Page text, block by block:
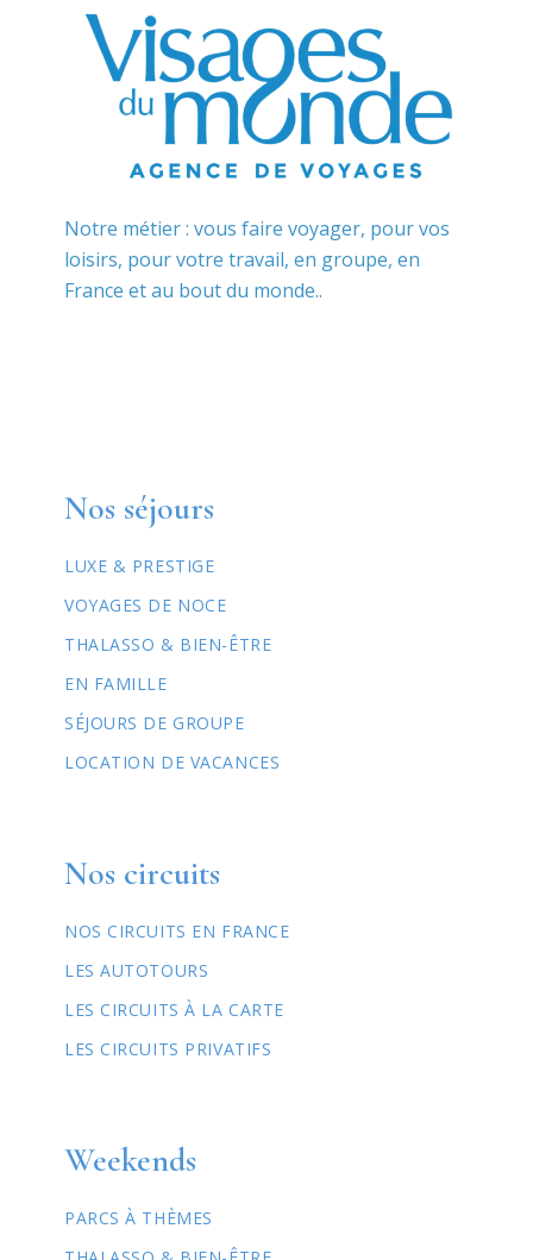
Notre métier : vous faire voyager, pour vos
loisirs, pour votre travail, en groupe, en
France et au bout du monde..
Nos séjours
LUXE & PRESTIGE
VOYAGES DE NOCE
THALASSO & BIEN-ÊTRE
EN FAMILLE
SÉJOURS DE GROUPE
LOCATION DE VACANCES
Nos circuits
NOS CIRCUITS EN FRANCE
LES AUTOTOURS
LES CIRCUITS À LA CARTE
LES CIRCUITS PRIVATIFS
Weekends
PARCS À THÈMES